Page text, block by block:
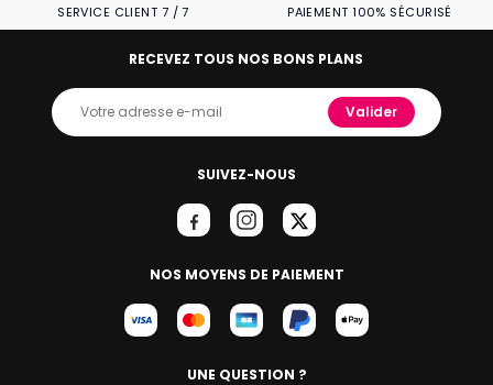
SERVICE CLIENT 7 / 7 PAIEMENT 100% SÉCURISÉ
SUIVEZ-NOUS
NOS MOYENS DE PAIEMENT
RECEVEZ TOUS NOS BONS PLANS
Valider
UNE QUESTION ?